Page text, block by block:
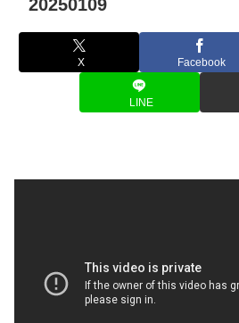
20250109
X Facebook
LINE